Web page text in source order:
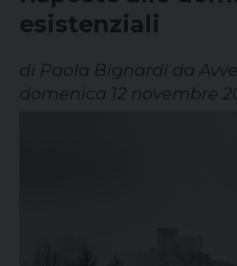
esistenziali
di Paola Bignardi da
domenica 12 novembre